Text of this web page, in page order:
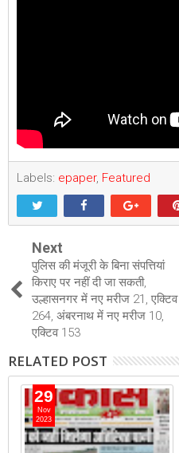
Labels: epaper, Featured
Next
पुलिस की मंजूरी के बिना संपत्तियां
किराए पर नहीं दी जा सकती,
उल्हासनगर में नए मरीज 21, एक्टिव
264, अंबरनाथ में नए मरीज 10,
एक्टिव 153
RELATED POST
29
Nov
2023